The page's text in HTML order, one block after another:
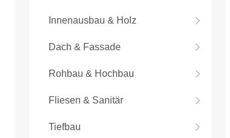
Innenausbau & Holz
Dach & Fassade
Rohbau & Hochbau
Fliesen & Sanitär
Tiefbau